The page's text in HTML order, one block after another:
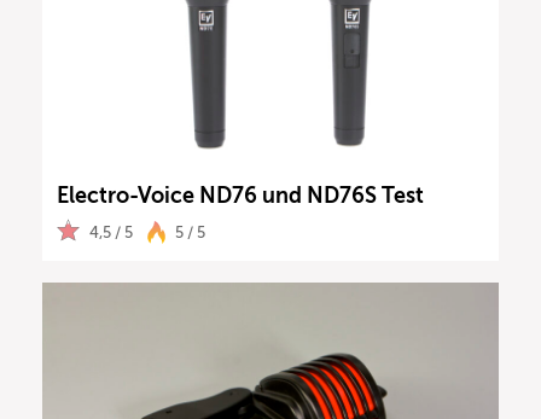
Electro-Voice ND76 und ND76S Test
4,5 / 5 5 / 5